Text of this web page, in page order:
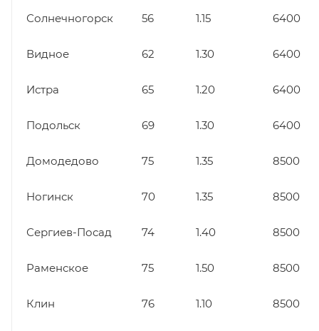
Солнечногорск 56 1.15 6400
Видное 62 1.30 6400
Истра 65 1.20 6400
Подольск 69 1.30 6400
Домодедово 75 1.35 8500
Ногинск 70 1.35 8500
Сергиев-Посад 74 1.40 8500
Раменское 75 1.50 8500
Клин 76 1.10 8500